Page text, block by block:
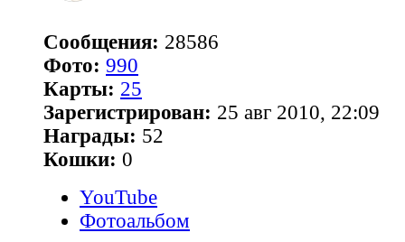
Сообщения: 28586
Фото: 990
Карты: 25
Зарегистрирован: 25 авг 2010, 22:09
Награды: 52
Кошки: 0
YouTube
Фотоальбом